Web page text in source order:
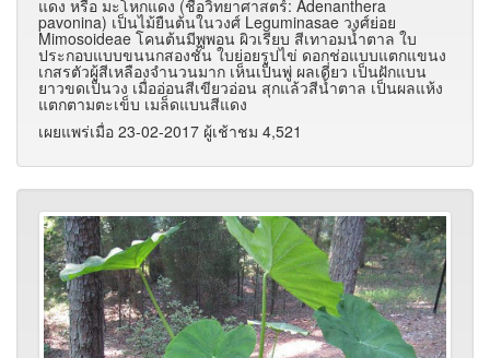
แดง หรือ มะโหกแดง (ชื่อวิทยาศาสตร์: Adenanthera
pavonina) เป็นไม้ยืนต้นในวงศ์ Leguminasae วงศ์ย่อย
Mimosoideae โคนต้นมีพูพอน ผิวเรียบ สีเทาอมน้ำตาล ใบ
ประกอบแบบขนนกสองชั้น ใบย่อยรูปไข่ ดอกช่อแบบแตกแขนง
เกสรตัวผู้สีเหลืองจำนวนมาก เห็นเป็นพู่ ผลเดี่ยว เป็นฝักแบน
ยาวขดเป็นวง เมื่ออ่อนสีเขียวอ่อน สุกแล้วสีน้ำตาล เป็นผลแห้ง
แตกตามตะเข็บ เมล็ดแบนสีแดง
เผยแพร่เมื่อ 23-02-2017 ผู้เช้าชม 4,521